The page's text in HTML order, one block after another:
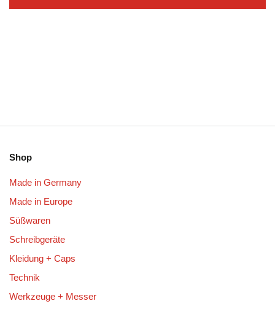
Shop
Made in Germany
Made in Europe
Süßwaren
Schreibgeräte
Kleidung + Caps
Technik
Werkzeuge + Messer